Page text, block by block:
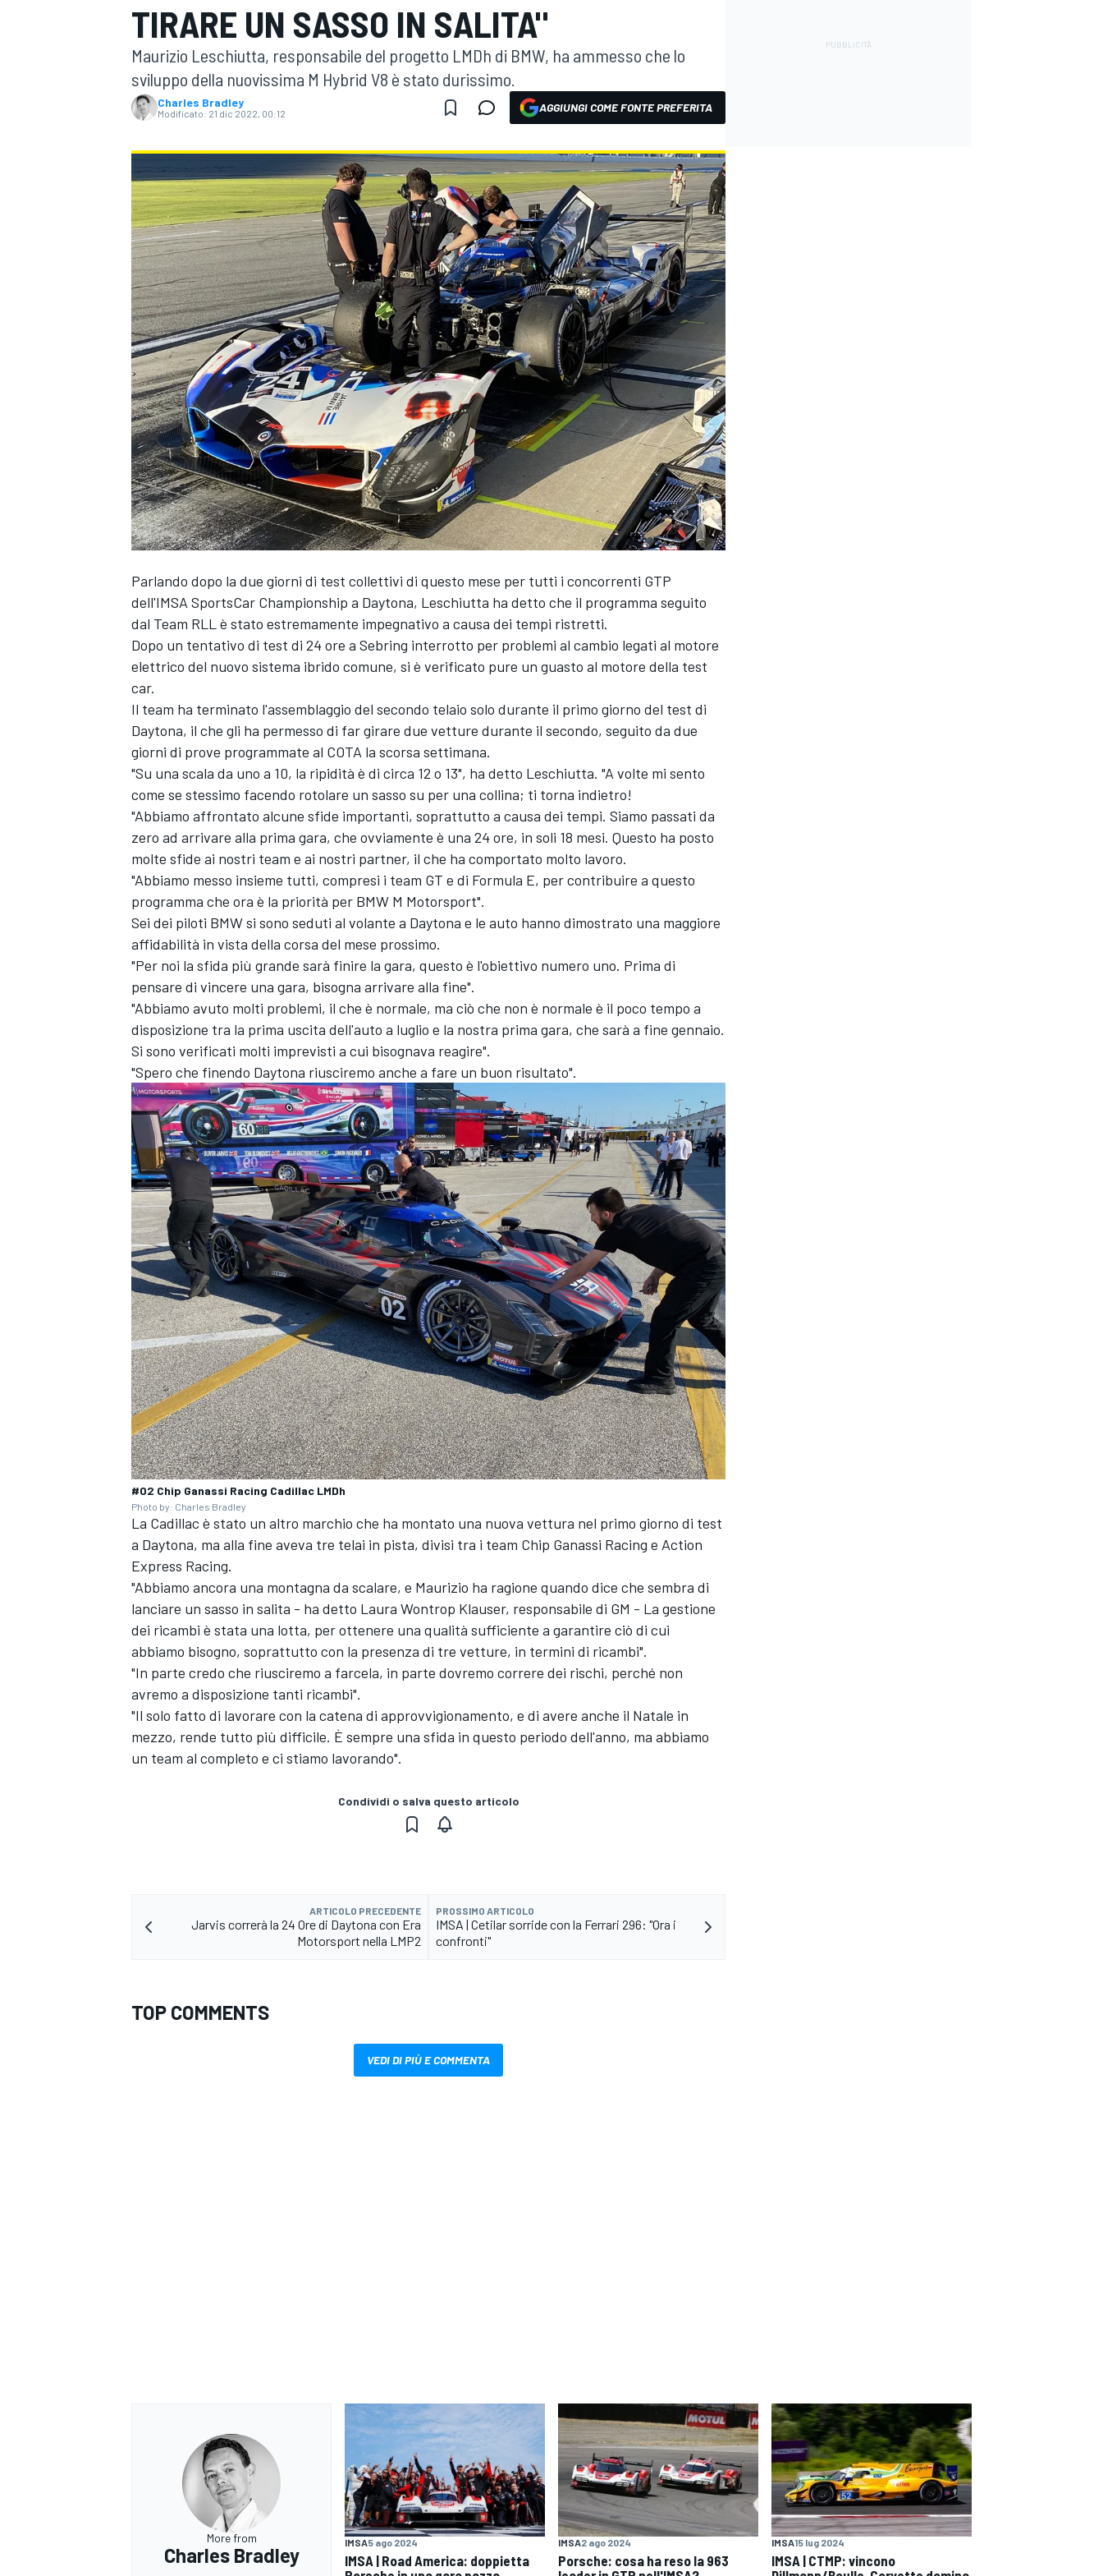
MOTOGP WEC
WRC
MONOPOSTO
ENDURANCE/GT
TIRARE UN SASSO IN SALITA"
Maurizio Leschiutta, responsabile del progetto LMDh di BMW, ha ammesso che lo
sviluppo della nuovissima M Hybrid V8 è stato durissimo.
Charles Bradley
Modificato: 21 dic 2022, 00:12 AGGIUNGI COME FONTE PREFERITA
Parlando dopo la due giorni di test collettivi di questo mese per tutti i concorrenti GTP
dell'IMSA SportsCar Championship a Daytona, Leschiutta ha detto che il programma seguito
dal Team RLL è stato estremamente impegnativo a causa dei tempi ristretti.
Dopo un tentativo di test di 24 ore a Sebring interrotto per problemi al cambio legati al motore
elettrico del nuovo sistema ibrido comune, si è verificato pure un guasto al motore della test
car.
Il team ha terminato l'assemblaggio del secondo telaio solo durante il primo giorno del test di
Daytona, il che gli ha permesso di far girare due vetture durante il secondo, seguito da due
giorni di prove programmate al COTA la scorsa settimana.
"Su una scala da uno a 10, la ripidità è di circa 12 o 13", ha detto Leschiutta. "A volte mi sento
come se stessimo facendo rotolare un sasso su per una collina; ti torna indietro!
"Abbiamo affrontato alcune sfide importanti, soprattutto a causa dei tempi. Siamo passati da
zero ad arrivare alla prima gara, che ovviamente è una 24 ore, in soli 18 mesi. Questo ha posto
molte sfide ai nostri team e ai nostri partner, il che ha comportato molto lavoro.
"Abbiamo messo insieme tutti, compresi i team GT e di Formula E, per contribuire a questo
programma che ora è la priorità per BMW M Motorsport".
Sei dei piloti BMW si sono seduti al volante a Daytona e le auto hanno dimostrato una maggiore
affidabilità in vista della corsa del mese prossimo.
"Per noi la sfida più grande sarà finire la gara, questo è l'obiettivo numero uno. Prima di
pensare di vincere una gara, bisogna arrivare alla fine".
"Abbiamo avuto molti problemi, il che è normale, ma ciò che non è normale è il poco tempo a
disposizione tra la prima uscita dell'auto a luglio e la nostra prima gara, che sarà a fine gennaio.
Si sono verificati molti imprevisti a cui bisognava reagire".
"Spero che finendo Daytona riusciremo anche a fare un buon risultato".
#02 Chip Ganassi Racing Cadillac LMDh
Photo by: Charles Bradley
La Cadillac è stato un altro marchio che ha montato una nuova vettura nel primo giorno di test
a Daytona, ma alla fine aveva tre telai in pista, divisi tra i team Chip Ganassi Racing e Action
Express Racing.
"Abbiamo ancora una montagna da scalare, e Maurizio ha ragione quando dice che sembra di
lanciare un sasso in salita - ha detto Laura Wontrop Klauser, responsabile di GM - La gestione
dei ricambi è stata una lotta, per ottenere una qualità sufficiente a garantire ciò di cui
abbiamo bisogno, soprattutto con la presenza di tre vetture, in termini di ricambi".
"In parte credo che riusciremo a farcela, in parte dovremo correre dei rischi, perché non
avremo a disposizione tanti ricambi".
"Il solo fatto di lavorare con la catena di approvvigionamento, e di avere anche il Natale in
mezzo, rende tutto più difficile. È sempre una sfida in questo periodo dell'anno, ma abbiamo
un team al completo e ci stiamo lavorando".
Condividi o salva questo articolo
ARTICOLO PRECEDENTE
Jarvis correrà la 24 Ore di Daytona con Era
Motorsport nella LMP2
PROSSIMO ARTICOLO
IMSA | Cetilar sorride con la Ferrari 296: "Ora i
confronti"
TOP COMMENTS
VEDI DI PIÙ E COMMENTA
More from
Charles Bradley
IMSA5 ago 2024
IMSA | Road America: doppietta
IMSA2 ago 2024
Porsche: cosa ha reso la 963
IMSA15 lug 2024
IMSA | CTMP: vincono